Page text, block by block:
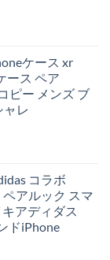
ケース xr
ース ペア
ピー メンズ ブ
ャレ
コラボ
アルック スマ
アディダス
ドiPhone